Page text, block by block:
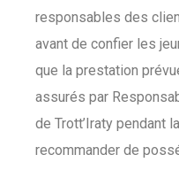
responsables des
avant de confier les
que la prestation
assurés par
de Trott’Iraty pendant
recommander de